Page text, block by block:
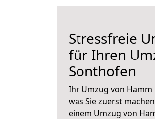
Stressfreie
für Ihren
Sonthofen
Ihr Umzug von Hamm
was Sie zuerst
einem Umzug von